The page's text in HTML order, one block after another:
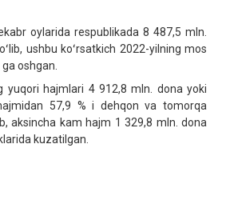
oylarida respublikada 8 487,5 mln.
ushbu koʻrsatkich 2022-yilning mos
oshgan.
yuqori hajmlari 4 912,8 mln. dona yoki
57,9 % i dehqon va tomorqa
aksincha kam hajm 1 329,8 mln. dona
kuzatilgan.